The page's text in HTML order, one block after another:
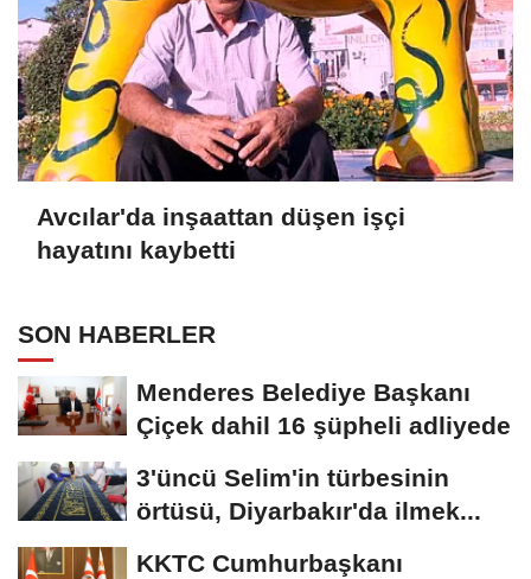
Avcılar'da inşaattan düşen işçi
hayatını kaybetti
SON HABERLER
Menderes Belediye Başkanı
Çiçek dahil 16 şüpheli adliyede
3'üncü Selim'in türbesinin
örtüsü, Diyarbakır'da ilmek...
KKTC Cumhurbaşkanı